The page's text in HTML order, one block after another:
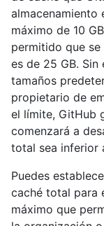
almacenamiento
máximo de 10
permitido que
es de 25 GB.
tamaños
propietario de
el límite, GitHub
comenzará a
total sea inferior
Puedes
caché total para
máximo que